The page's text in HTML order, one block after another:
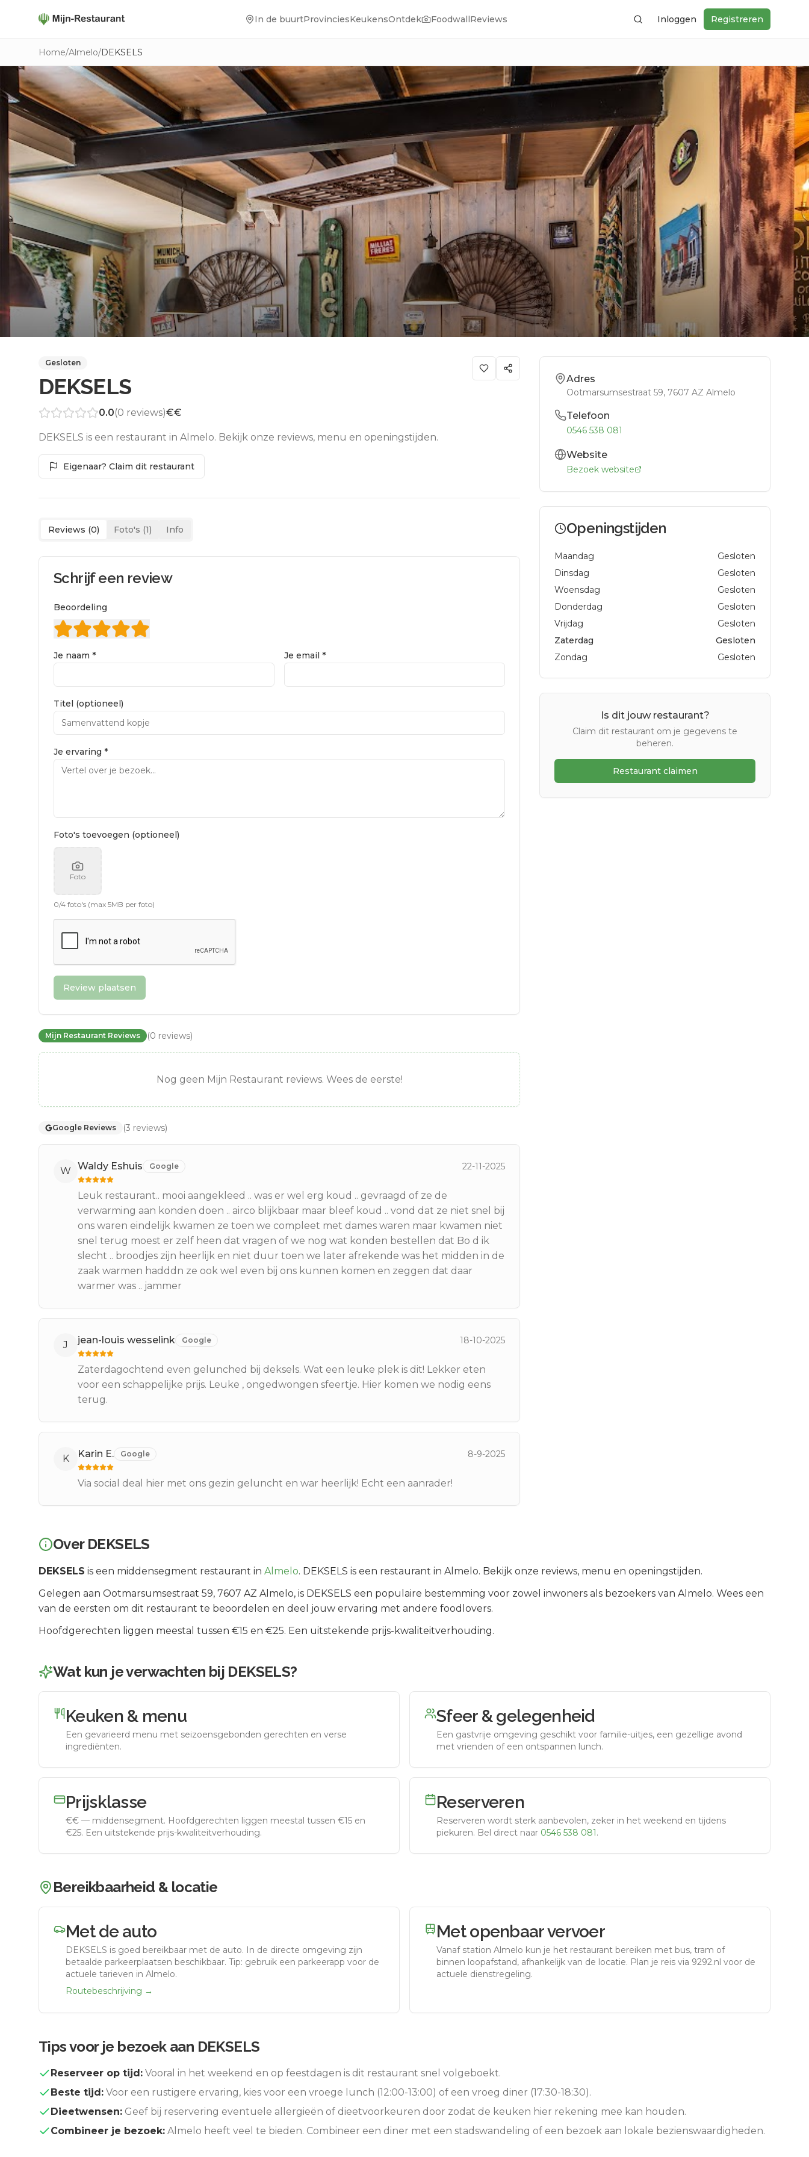
In de buurtProvinciesKeukensOntdek FoodwallReviews ZoekenInloggen Registreren
Home/Almelo/DEKSELS
Gesloten
DEKSELS
0.0(0 reviews)€€
DEKSELS is een restaurant in Almelo. Bekijk onze reviews, menu en openingstijden.
Eigenaar? Claim dit restaurant
Reviews (0) Foto's (1) Info
Schrijf een review
Beoordeling
Je naam * Je email *
Titel (optioneel)
Je ervaring *
Foto's toevoegen (optioneel)
Foto
0/4 foto's (max 5MB per foto)
Review plaatsen
Mijn Restaurant Reviews (0 reviews)
Nog geen Mijn Restaurant reviews. Wees de eerste!
Google Reviews (3 reviews)
W Waldy Eshuis Google 22-11-2025
Leuk restaurant.. mooi aangekleed .. was er wel erg koud .. gevraagd of ze de
verwarming aan konden doen .. airco blijkbaar maar bleef koud .. vond dat ze niet snel bij
ons waren eindelijk kwamen ze toen we compleet met dames waren maar kwamen niet
snel terug moest er zelf heen dat vragen of we nog wat konden bestellen dat Bo d ik
slecht .. broodjes zijn heerlijk en niet duur toen we later afrekende was het midden in de
zaak warmen hadddn ze ook wel even bij ons kunnen komen en zeggen dat daar
warmer was .. jammer
J jean-louis wesselink Google 18-10-2025
Zaterdagochtend even gelunched bij deksels. Wat een leuke plek is dit! Lekker eten
voor een schappelijke prijs. Leuke , ongedwongen sfeertje. Hier komen we nodig eens
terug.
K Karin E. Google 8-9-2025
Via social deal hier met ons gezin geluncht en war heerlijk! Echt een aanrader!
Adres
Ootmarsumsestraat 59, 7607 AZ Almelo
Telefoon
0546 538 081
Website
Bezoek website
Openingstijden
Maandag
Gesloten
Dinsdag
Gesloten
Woensdag
Gesloten
Donderdag
Gesloten
Vrijdag
Gesloten
Zaterdag
Gesloten
Zondag
Gesloten
Is dit jouw restaurant?
Claim dit restaurant om je gegevens te
beheren.
Restaurant claimen
Over DEKSELS
DEKSELS is een middensegment restaurant in Almelo. DEKSELS is een restaurant in Almelo. Bekijk onze reviews, menu en openingstijden.
Gelegen aan Ootmarsumsestraat 59, 7607 AZ Almelo, is DEKSELS een populaire bestemming voor zowel inwoners als bezoekers van Almelo. Wees een
van de eersten om dit restaurant te beoordelen en deel jouw ervaring met andere foodlovers.
Hoofdgerechten liggen meestal tussen €15 en €25. Een uitstekende prijs-kwaliteitverhouding.
Wat kun je verwachten bij DEKSELS?
Keuken & menu
Een gevarieerd menu met seizoensgebonden gerechten en verse
ingrediënten.
Sfeer & gelegenheid
Een gastvrije omgeving geschikt voor familie-uitjes, een gezellige avond
met vrienden of een ontspannen lunch.
Prijsklasse
€€ — middensegment. Hoofdgerechten liggen meestal tussen €15 en
€25. Een uitstekende prijs-kwaliteitverhouding.
Reserveren
Reserveren wordt sterk aanbevolen, zeker in het weekend en tijdens
piekuren. Bel direct naar 0546 538 081.
Bereikbaarheid & locatie
Met de auto
DEKSELS is goed bereikbaar met de auto. In de directe omgeving zijn
betaalde parkeerplaatsen beschikbaar. Tip: gebruik een parkeerapp voor de
actuele tarieven in Almelo.
Routebeschrijving →
Met openbaar vervoer
Vanaf station Almelo kun je het restaurant bereiken met bus, tram of
binnen loopafstand, afhankelijk van de locatie. Plan je reis via 9292.nl voor de
actuele dienstregeling.
Tips voor je bezoek aan DEKSELS
Reserveer op tijd: Vooral in het weekend en op feestdagen is dit restaurant snel volgeboekt.
Beste tijd: Voor een rustigere ervaring, kies voor een vroege lunch (12:00-13:00) of een vroeg diner (17:30-18:30).
Dieetwensen: Geef bij reservering eventuele allergieën of dieetvoorkeuren door zodat de keuken hier rekening mee kan houden.
Combineer je bezoek: Almelo heeft veel te bieden. Combineer een diner met een stadswandeling of een bezoek aan lokale bezienswaardigheden.